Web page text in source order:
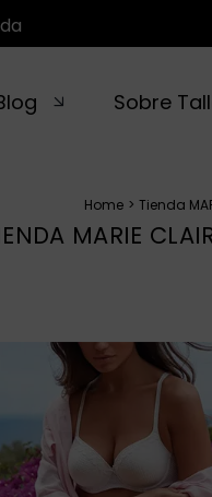
Sobre
Home Tienda
MARIE